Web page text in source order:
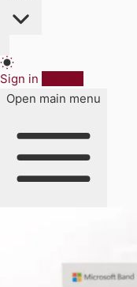
Sign in
Open main menu